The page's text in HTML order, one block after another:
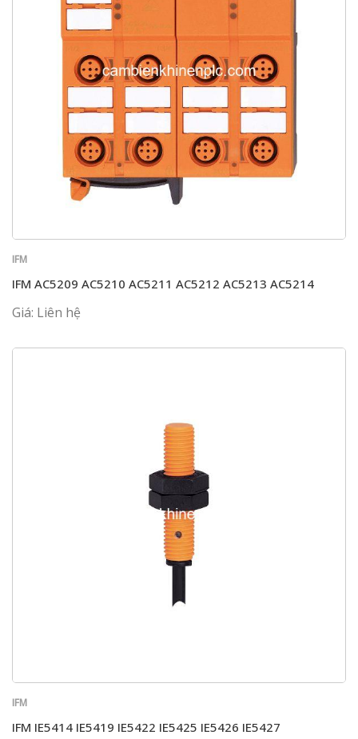
IFM
IFM AC5209 AC5210 AC5211 AC5212 AC5213 AC5214
Giá: Liên hệ
IFM
IFM IE5414 IE5419 IE5422 IE5425 IE5426 IE5427